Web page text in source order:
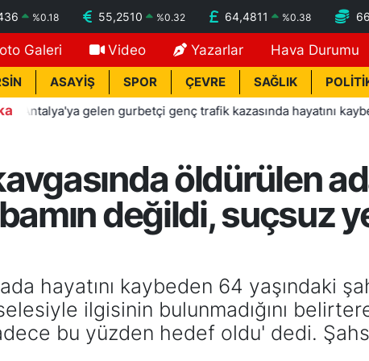
%0.18 55,2510 %0.32 64,4811 %0.38
Galeri Video Yazarlar Hava Durumu
ASAYİŞ SPOR ÇEVRE SAĞLIK
gelen gurbetçi genç trafik kazasında hayatını kaybetti
öldürülen
değildi, suçsuz
hayatını kaybeden 64 yaşındaki
ilgisinin bulunmadığını
bu yüzden hedef oldu' dedi.